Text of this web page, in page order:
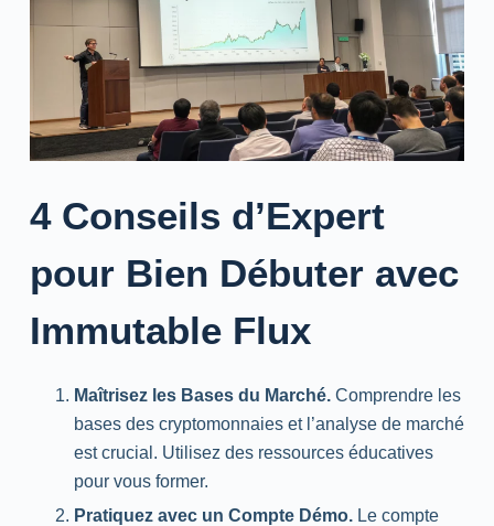
4 Conseils d’Expert
pour Bien Débuter avec
Immutable Flux
Maîtrisez les Bases du Marché. Comprendre les
bases des cryptomonnaies et l’analyse de marché
est crucial. Utilisez des ressources éducatives
pour vous former.
Pratiquez avec un Compte Démo. Le compte